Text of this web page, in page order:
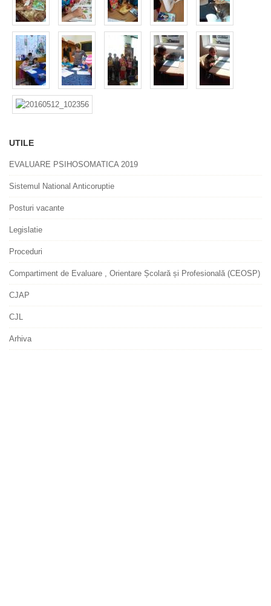
UTILE
EVALUARE PSIHOSOMATICA 2019
Sistemul National Anticoruptie
Posturi vacante
Legislatie
Proceduri
Compartiment de Evaluare , Orientare Școlară și Profesională (CEOSP)
CJAP
CJL
Arhiva